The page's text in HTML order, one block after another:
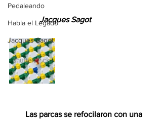
Pedaleando
Habla el Legado
Jacques Sagot
               Jacques Sagot
Las parcas se refocilaron con una